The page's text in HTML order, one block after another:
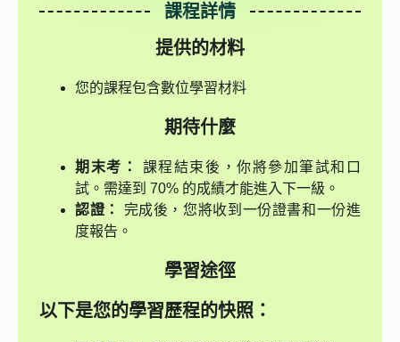
課程詳情
提供的材料
您的課程包含數位學習材料
期待什麼
期末考：
課程結束後，你將參加筆試和口
試。需達到 70% 的成績才能進入下一級。
認證：
完成後，您將收到一份證書和一份進
度報告。
學習途徑
以下是您的學習歷程的快照：